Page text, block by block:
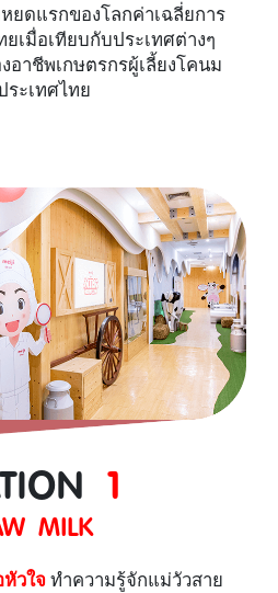
ยดแรกของโลกค่าเฉลี่ยการ
เมื่อเทียบกับประเทศต่างๆ
อาชีพเกษตรกรผู้เลี้ยงโคนม
ระเทศไทย
1
MILK
วใจทำความรู้จักแม่วัวสาย